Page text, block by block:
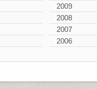
2009
2008
2007
2006